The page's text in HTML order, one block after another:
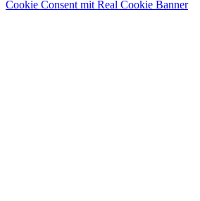
Cookie Consent mit Real Cookie Banner